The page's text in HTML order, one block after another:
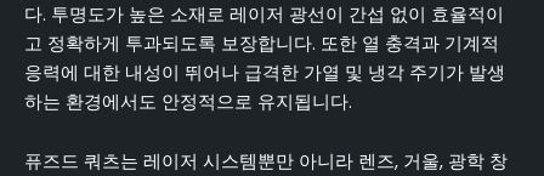
다. 투명도가 높은 소재로 레이저 광선이 간섭 없이 효율적이
고 정확하게 투과되도록 보장합니다. 또한 열 충격과 기계적
응력에 대한 내성이 뛰어나 급격한 가열 및 냉각 주기가 발생
하는 환경에서도 안정적으로 유지됩니다.
퓨즈드 쿼츠는 레이저 시스템뿐만 아니라 렌즈, 거울, 광학 창